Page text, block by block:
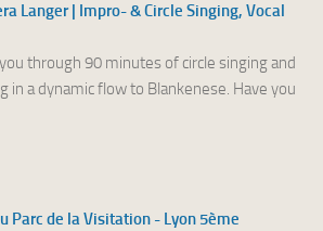
Langer | Impro- & Circle Singing, Vocal
through 90 minutes of circle singing and
in a dynamic flow to Blankenese. Have you
Parc de la Visitation - Lyon 5ème